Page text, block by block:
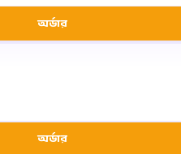
অর্ডার
অর্ডার